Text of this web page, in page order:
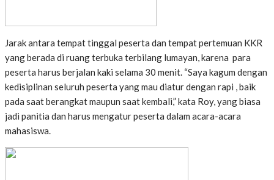
Jarak antara tempat tinggal peserta dan tempat pertemuan KKR
yang berada di ruang terbuka terbilang lumayan, karena para
peserta harus berjalan kaki selama 30 menit. “Saya kagum dengan
kedisiplinan seluruh peserta yang mau diatur dengan rapi , baik
pada saat berangkat maupun saat kembali,” kata Roy, yang biasa
jadi panitia dan harus mengatur peserta dalam acara-acara
mahasiswa.